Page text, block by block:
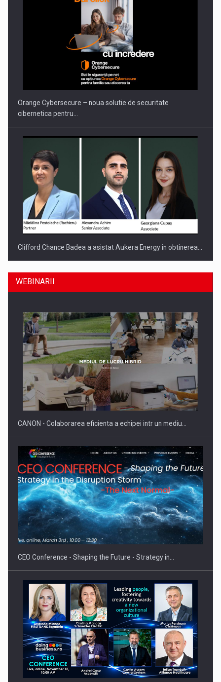
Orange Cybersecure – noua solutie de securitate
cibernetica pentru…
Clifford Chance Badea a asistat Aukera Energy in obtinerea…
SAPTE PERSONALITATI DIN MEDIUL DE AFACERI, ACADEMIC
SI INSTITUTIONAL…
Hard Enduro Piatra Craiului 2026, fueled by benzinariile RO…
WEBINARII
CANON - Colaborarea eficienta a echipei intr un mediu…
CEO Conference - Shaping the Future - Strategy in…